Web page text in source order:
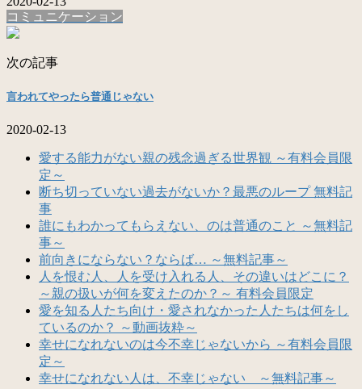
コミュニケーション
次の記事
言われてやったら普通じゃない
2020-02-13
愛する能力がない親の残念過ぎる世界観 ～有料会員限
定～
断ち切っていない過去がないか？最悪のループ 無料記
事
誰にもわかってもらえない、のは普通のこと ～無料記
事～
前向きにならない？ならば… ～無料記事～
人を恨む人、人を受け入れる人、その違いはどこに？
～親の扱いが何を変えたのか？～ 有料会員限定
愛を知る人たち向け・愛されなかった人たちは何をし
ているのか？ ～動画抜粋～
幸せになれないのは今不幸じゃないから ～有料会員限
定～
幸せになれない人は、不幸じゃない ～無料記事～